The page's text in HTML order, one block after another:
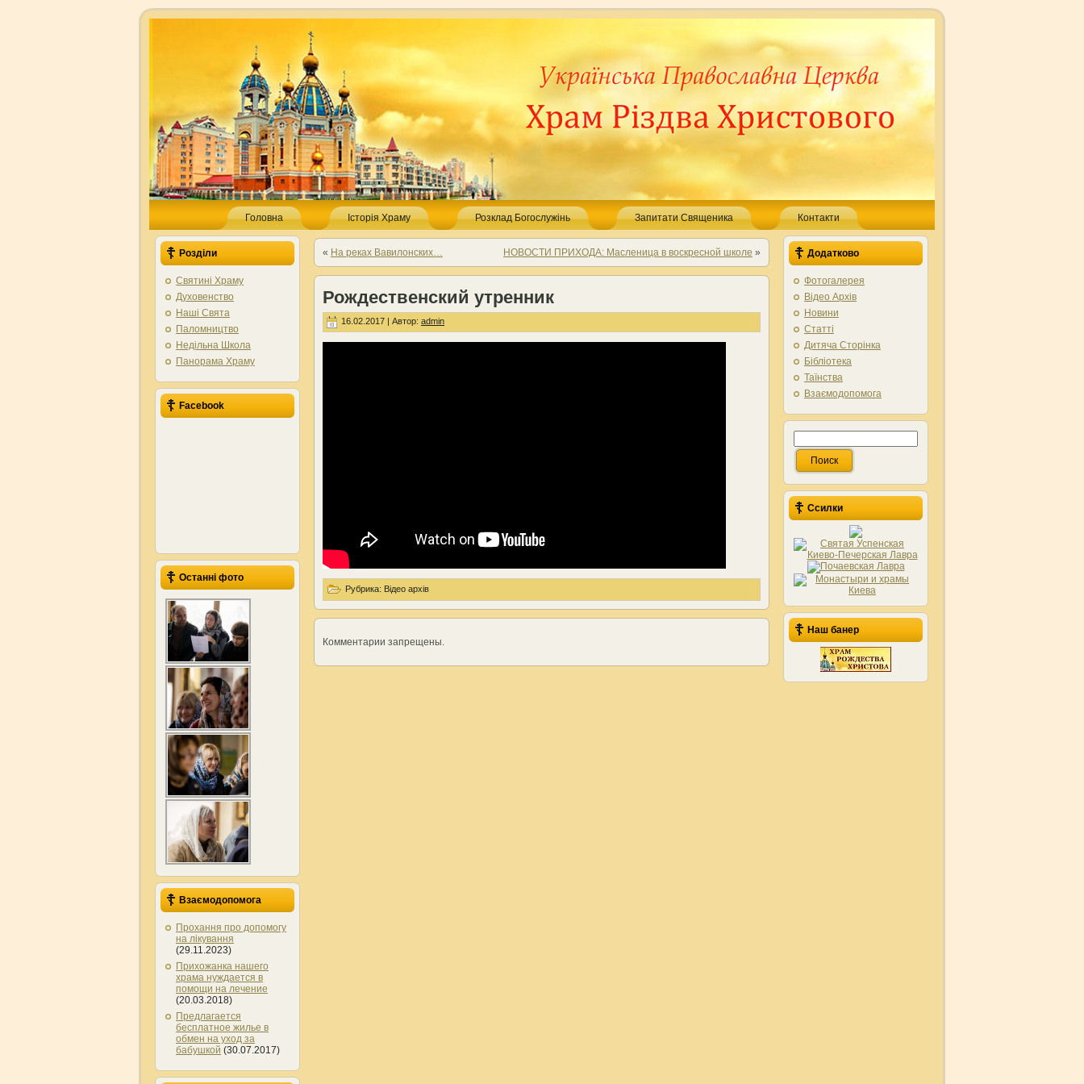
Головна Історія Храму Розклад Богослужінь Запитати Священика Контакти
Розділи
Святині Храму
Духовенство
Наші Свята
Паломництво
Недільна Школа
Панорама Храму
Facebook
Останні фото
Взаємодопомога
Прохання про допомогу
на лікування
(29.11.2023)
Прихожанка нашего
храма нуждается в
помощи на лечение
(20.03.2018)
Предлагается
бесплатное жилье в
обмен на уход за
бабушкой (30.07.2017)
« На реках Вавилонских… НОВОСТИ ПРИХОДА: Масленица в воскресной школе »
Рождественский утренник
16.02.2017 | Автор: admin
Рубрика: Відео архів
Комментарии запрещены.
Додатково
Фотогалерея
Відео Архів
Новини
Статті
Дитяча Сторінка
Бібліотека
Таїнства
Взаємодопомога
Ссилки
Наш банер